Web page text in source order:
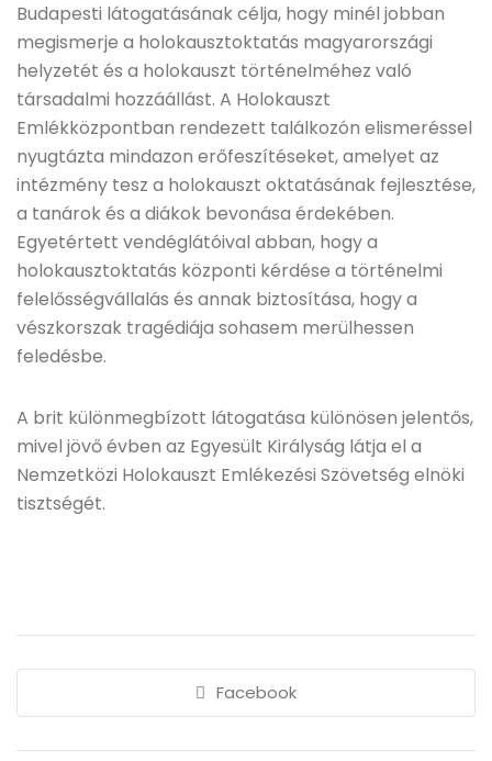
Budapesti látogatásának célja, hogy minél jobban
megismerje a holokausztoktatás magyarországi
helyzetét és a holokauszt történelméhez való
társadalmi hozzáállást. A Holokauszt
Emlékközpontban rendezett találkozón elismeréssel
nyugtázta mindazon erőfeszítéseket, amelyet az
intézmény tesz a holokauszt oktatásának fejlesztése,
a tanárok és a diákok bevonása érdekében.
Egyetértett vendéglátóival abban, hogy a
holokausztoktatás központi kérdése a történelmi
felelősségvállalás és annak biztosítása, hogy a
vészkorszak tragédiája sohasem merülhessen
feledésbe.
A brit különmegbízott látogatása különösen jelentős,
mivel jövő évben az Egyesült Királyság látja el a
Nemzetközi Holokauszt Emlékezési Szövetség elnöki
tisztségét.
Facebook